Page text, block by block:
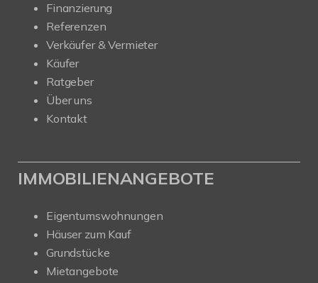
Finanzierung
Referenzen
Verkäufer & Vermieter
Käufer
Ratgeber
Über uns
Kontakt
IMMOBILIENANGEBOTE
Eigentumswohnungen
Häuser zum Kauf
Grundstücke
Mietangebote